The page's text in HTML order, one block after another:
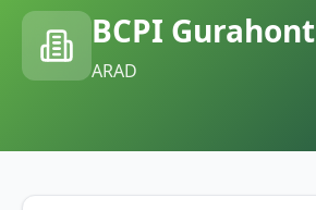
BCPI Gurahont
ARAD